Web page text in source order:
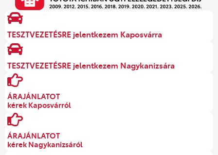
TESZTVEZETÉSRE jelentkezem Kaposvárra
TESZTVEZETÉSRE jelentkezem Nagykanizsára
ÁRAJÁNLATOT
kérek Kaposvárról
ÁRAJÁNLATOT
kérek Nagykanizsáról